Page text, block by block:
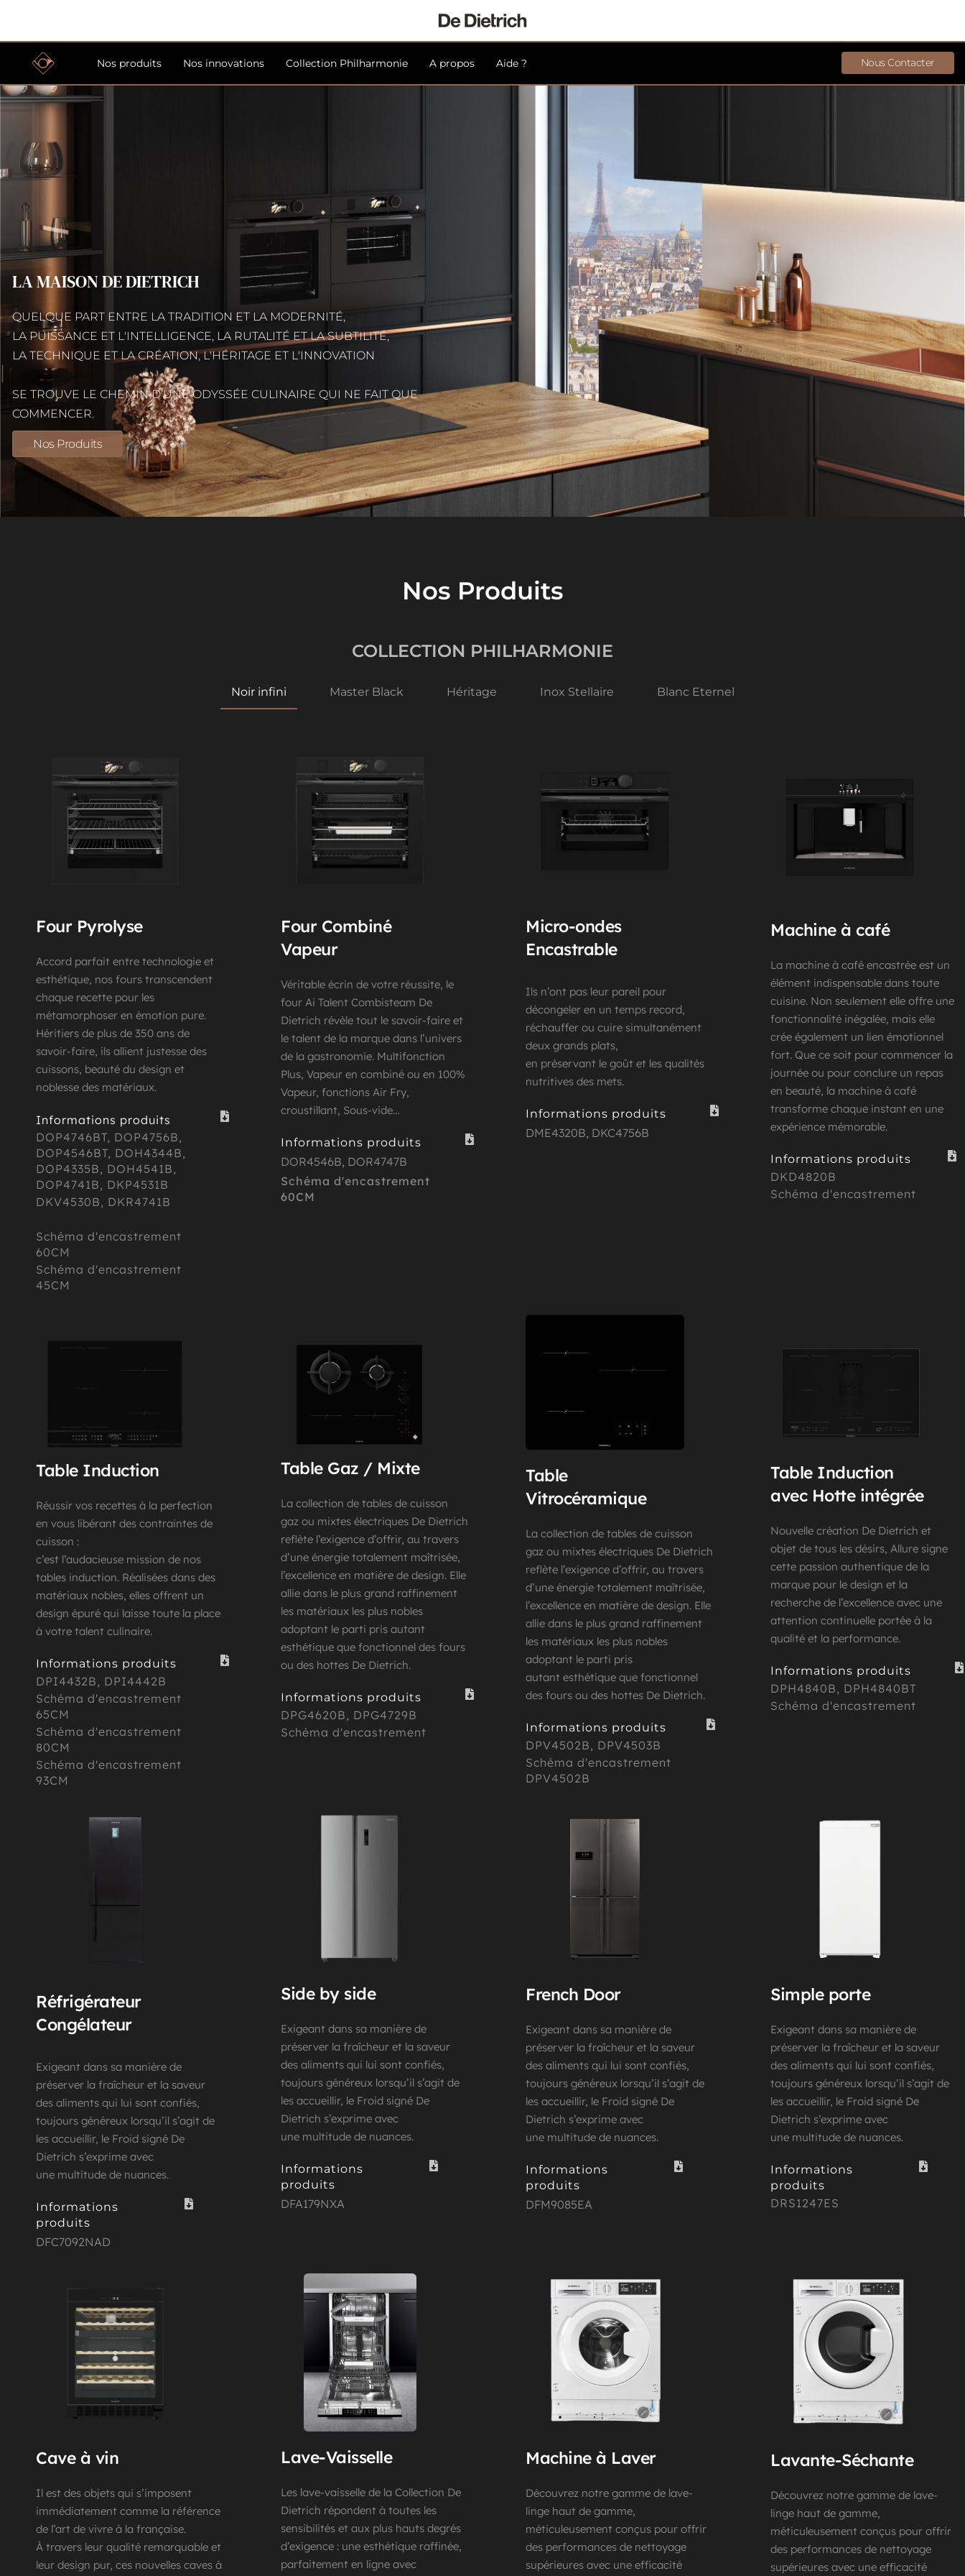
Nos produits Nos innovations Collection Philharmonie A propos Aide ? Nous Contacter
LA MAISON DE DIETRICH
QUELQUE PART ENTRE LA TRADITION ET LA MODERNITÉ,
LA PUISSANCE ET L'INTELLIGENCE, LA RUTALITÉ ET LA SUBTILITÉ,
LA TECHNIQUE ET LA CRÉATION, L'HÉRITAGE ET L'INNOVATION
SE TROUVE LE CHEMIN D’UNE ODYSSÉE CULINAIRE QUI NE FAIT QUE
COMMENCER.
Nos Produits
Nos Produits
COLLECTION PHILHARMONIE
Noir infini Master Black Héritage Inox Stellaire Blanc Eternel
Four Pyrolyse
Accord parfait entre technologie et
esthétique, nos fours transcendent
chaque recette pour les
métamorphoser en émotion pure.
Héritiers de plus de 350 ans de
savoir-faire, ils allient justesse des
cuissons, beauté du design et
noblesse des matériaux.
Informations produits
DOP4746BT, DOP4756B
DOP4546BT
DOP4335B, DOH4541B
DOP4741B, DKP4531B
DKV4530B, DKR4741B
Schéma d'encastrement
60CM
Schéma d'encastrement
45CM
Four Combiné
Vapeur
Véritable écrin de votre réussite, le
four Ai Talent Combisteam De
Dietrich révèle tout le savoir-faire et
le talent de la marque dans l’univers
de la gastronomie. Multifonction
Plus, Vapeur en combiné ou en 100%
Vapeur, fonctions Air Fry,
croustillant, Sous-vide…
Informations produits
DOR4546B, DOR4747B
Schéma d'encastrement
60CM
Micro-ondes
Encastrable
Ils n’ont pas leur pareil pour
décongeler en un temps record,
réchauffer ou cuire simultanément
deux grands plats,
en préservant le goût et les qualités
nutritives des mets.
Informations produits
DME4320B, DKC4756B
Machine à café
La machine à café encastrée est un
élément indispensable dans toute
cuisine. Non seulement elle offre une
fonctionnalité inégalée, mais elle
crée également un lien émotionnel
fort. Que ce soit pour commencer la
journée ou pour conclure un repas
en beauté, la machine à café
transforme chaque instant en une
expérience mémorable.
Informations produits
DKD4820B
Schéma d'encastrement
Table Induction
Réussir vos recettes à la perfection
en vous libérant des contraintes de
cuisson :
c’est l’audacieuse mission de nos
tables induction. Réalisées dans des
matériaux nobles, elles offrent un
design épuré qui laisse toute la place
à votre talent culinaire.
Informations produits
DPI4432B, DPI4442B
Schéma d'encastrement
65CM
Schéma d'encastrement
80CM
Schéma d'encastrement
93CM
Table Gaz / Mixte
La collection de tables de cuisson
gaz ou mixtes électriques De Dietrich
reflète l’exigence d’offrir, au travers
d’une énergie totalement maîtrisée,
l’excellence en matière de design. Elle
allie dans le plus grand raffinement
les matériaux les plus nobles
adoptant le parti pris autant
esthétique que fonctionnel des fours
ou des hottes De Dietrich.
Informations produits
DPG4620B, DPG4729B
Schéma d'encastrement
Table
Vitrocéramique
La collection de tables de cuisson
gaz ou mixtes électriques De Dietrich
reflète l’exigence d’offrir, au travers
d’une énergie totalement maîtrisée,
l’excellence en matière de design. Elle
allie dans le plus grand raffinement
les matériaux les plus nobles
adoptant le parti pris
autant esthétique que fonctionnel
des fours ou des hottes De Dietrich.
Informations produits
DPV4502B, DPV4503B
Schéma d'encastrement
DPV4502B
Table Induction
avec Hotte intégrée
Nouvelle création De Dietrich et
objet de tous les désirs, Allure signe
cette passion authentique de la
marque pour le design et la
recherche de l’excellence avec une
attention continuelle portée à la
qualité et la performance.
Informations produits
DPH4840B, DPH4840BT
Schéma d'encastrement
Réfrigérateur
Congélateur
Exigeant dans sa manière de
préserver la fraîcheur et la saveur
des aliments qui lui sont confiés,
toujours généreux lorsqu’il s’agit de
les accueillir, le Froid signé De
Dietrich s’exprime avec
une multitude de nuances.
Informations
produits
DFC7092NAD
Side by side
Exigeant dans sa manière de
préserver la fraîcheur et la saveur
des aliments qui lui sont confiés,
toujours généreux lorsqu’il s’agit de
les accueillir, le Froid signé De
Dietrich s’exprime avec
une multitude de nuances.
Informations
produits
DFA179NXA
French Door
Exigeant dans sa manière de
préserver la fraîcheur et la saveur
des aliments qui lui sont confiés,
toujours généreux lorsqu’il s’agit de
les accueillir, le Froid signé De
Dietrich s’exprime avec
une multitude de nuances.
Informations
produits
DFM9085EA
Simple porte
Exigeant dans sa manière de
préserver la fraîcheur et la saveur
des aliments qui lui sont confiés,
toujours généreux lorsqu’il s’agit de
les accueillir, le Froid signé De
Dietrich s’exprime avec
une multitude de nuances.
Informations
produits
DRS1247ES
Cave à vin
Il est des objets qui s’imposent
immédiatement comme la référence
de l’art de vivre à la française.
À travers leur qualité remarquable et
leur design pur, ces nouvelles caves à
Lave-Vaisselle
Les lave-vaisselle de la Collection De
Dietrich répondent à toutes les
sensibilités et aux plus hauts degrés
d’exigence : une esthétique raffinée,
parfaitement en ligne avec
Machine à Laver
Découvrez notre gamme de lave-
linge haut de gamme,
méticuleusement conçus pour offrir
des performances de nettoyage
supérieures avec une efficacité
Lavante-Séchante
Découvrez notre gamme de lave-
linge haut de gamme,
méticuleusement conçus pour offrir
des performances de nettoyage
supérieures avec une efficacité